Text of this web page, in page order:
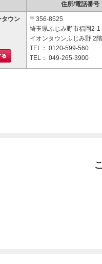
住所/電話番号
タウン
〒356-8525
埼玉県ふじみ野市福岡2-
イオンタウンふじみ野 2階
TEL： 0120-599-560
TEL： 049-265-3900